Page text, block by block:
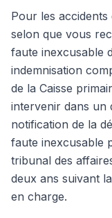
Pour les
selon que vous
faute inexcusable
indemnisation
de la Caisse
intervenir dans un
notification de la
faute inexcusable
tribunal des
deux ans suivant
en charge.